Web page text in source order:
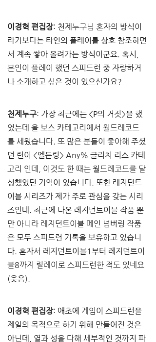
이경혁 편집장: 천제누구님 혼자의 방식이
라기보다는 타인의 플레이를 상호 참조하면
서 계속 쌓아 올려가는 방식이군요. 혹시,
본인이 플레이 했던 스피드런 중 자랑하거
나 소개하고 싶은 것이 있으신가요?
천제누구: 가장 최근에는 <P의 거짓>을 했
었는데 올 보스 카테고리에서 월드레코드
를 세웠습니다. 또 많은 분들이 좋아해 주셨
던 런이 <엘든링> Any% 글리치 리스 카테
고리 인데, 이것도 한 때는 월드레코드를 달
성했었던 기억이 있습니다. 또한 레지던트
이블 시리즈가 제가 주로 관심을 갖는 시리
즈인데. 최근에 나온 레지던트이블 작품 뿐
만 아니라 레지던트이블 메인 넘버링 작품
은 모두 스피드런 기록을 보유하고 있습니
다. 혼자서 레지던트이블1부터 레지던트이
블8까지 릴레이로 스피드런한 적도 있네요
(웃음).
이경혁 편집장: 애초에 게임이 스피드런을
제일의 목적으로 하기 위해 만들어진 것은
아닌데, 열과 성을 다해 세부적인 것까지 파